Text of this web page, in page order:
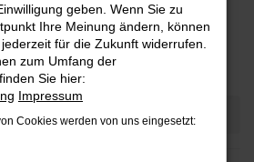
Showroom
geben. Wenn Sie zu
Ihre Meinung ändern, können
für die Zukunft widerrufen.
zum Umfang der
Sie hier:
Impressum
Cookies werden von uns eingesetzt: